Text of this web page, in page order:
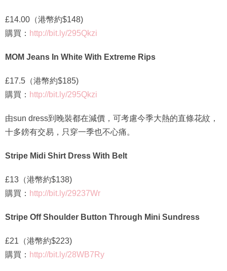
£14.00（港幣約$148)
購買： http://bit.ly/295Qkzi
MOM Jeans In White With Extreme Rips
£17.5（港幣約$185)
購買： http://bit.ly/295Qkzi
由sun dress到晚裝都在減價，可考慮今季大熱的直條花紋，
十多鎊有交易，只穿一季也不心痛。
Stripe Midi Shirt Dress With Belt
£13（港幣約$138)
購買： http://bit.ly/29237Wr
Stripe Off Shoulder Button Through Mini Sundress
£21（港幣約$223)
購買： http://bit.ly/28WB7Ry